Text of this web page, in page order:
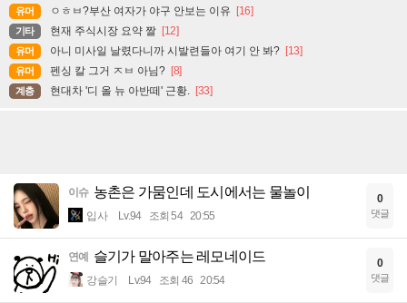
유머 ㅇㅎㅂ?부산 여자가 야구 안보는 이유 [16]
기타 현재 주식시장 요약 짤 [12]
유머 아니 미사일 날렸다니까 시발련들아 여기 안 봐? [13]
유머 펜싱 칼 그거 ㅈㅂ 아님? [8]
계층 현대차 '디 올 뉴 아반떼' 근황. [33]
이슈 농촌은 가뭄인데 도시에서는 물놀이
입사 Lv.94 조회 54 20:55
0
댓글
연예 슬기가 말아주는 레모네이드
강슬기 Lv.94 조회 46 20:54
0
댓글